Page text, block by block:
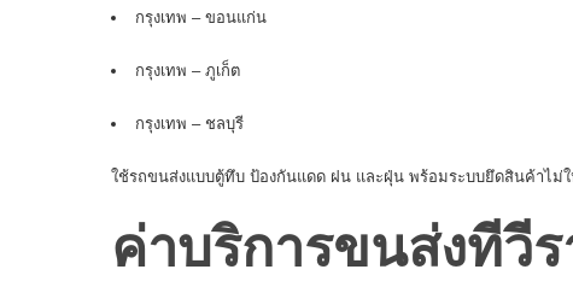
กรุงเทพ – ขอนแก่น
กรุงเทพ – ภูเก็ต
กรุงเทพ – ชลบุรี
ใช้รถขนส่งแบบตู้ทึบ ป้องกันแดด ฝน และฝุ่น พร้อมระบบยึดสินค้าไม่ใ
ค่าบริการขนส่งทีวีร